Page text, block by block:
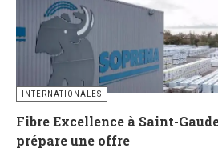
INTERNATIONALES
Fibre Excellence à Saint-
prépare une offre